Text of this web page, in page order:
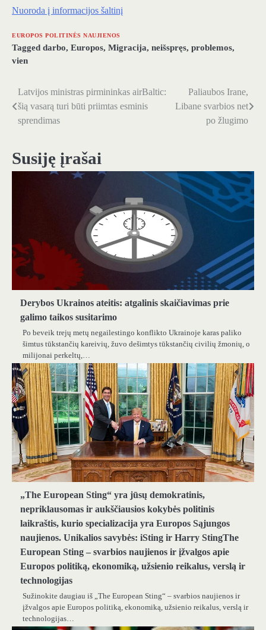
Nuoroda į informacijos šaltinį
EUROPOS POLITINĖS NAUJIENOS
Tagged darbo, Europos, Migracija, neišspręs, problemos,
vien
Navigacija
tarp
Latvijos ministras pirmininkas airBaltic:
šią vasarą turi būti priimtas esminis
sprendimas
Paliaubos Irane,
Libane svarbios net
po žlugimo
Susiję įrašai
Derybos Ukrainos ateitis: atgalinis skaičiavimas prie
galimo taikos susitarimo
Po beveik trejų metų negailestingo konflikto Ukrainoje karas paliko
šimtus tūkstančių kareivių, žuvo dešimtys tūkstančių civilių žmonių, o
milijonai perkeltų,…
„The European Sting“ yra jūsų demokratinis,
nepriklausomas ir aukščiausios kokybės politinis
laikraštis, kurio specializacija yra Europos Sąjungos
naujienos. Unikalios savybės: iSting ir Harry StingThe
European Sting – svarbios naujienos ir įžvalgos apie
Europos politiką, ekonomiką, užsienio reikalus, verslą ir
technologijas
Sužinokite daugiau iš „The European Sting“ – svarbios naujienos ir
įžvalgos apie Europos politiką, ekonomiką, užsienio reikalus, verslą ir
technologijas…